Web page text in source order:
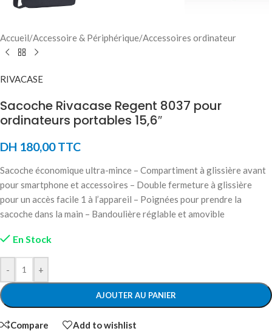
Accueil/Accessoire & Périphérique/Accessoires ordinateur
RIVACASE
Sacoche Rivacase Regent 8037 pour
ordinateurs portables 15,6″
DH 180,00TTC
Sacoche économique ultra-mince – Compartiment à glissière avant
pour smartphone et accessoires – Double fermeture à glissière
pour un accès facile 1 à l’appareil – Poignées pour prendre la
sacoche dans la main – Bandoulière réglable et amovible
En Stock
- +
AJOUTER AU PANIER
Compare Add to wishlist